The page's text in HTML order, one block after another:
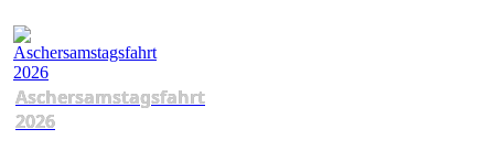
Aschersamstagsfahrt
2026